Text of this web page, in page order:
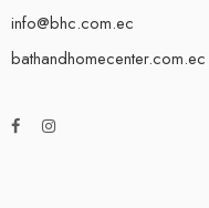
info@bhc.com.ec
bathandhomecenter.com.ec